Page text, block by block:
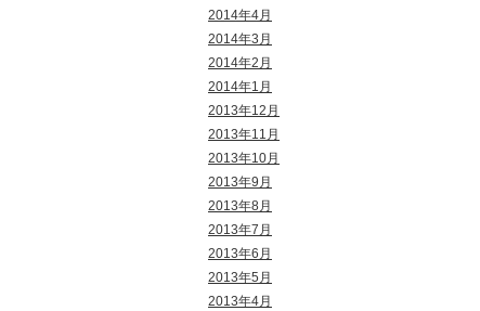
2014年4月
2014年3月
2014年2月
2014年1月
2013年12月
2013年11月
2013年10月
2013年9月
2013年8月
2013年7月
2013年6月
2013年5月
2013年4月